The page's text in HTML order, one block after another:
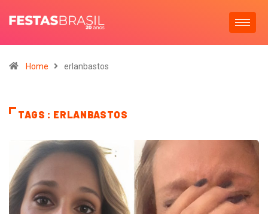
Home erlanbastos
TAGS : ERLANBASTOS